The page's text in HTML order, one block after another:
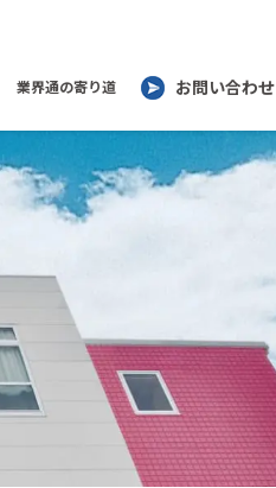
業界通の寄り道 お問い合わせ